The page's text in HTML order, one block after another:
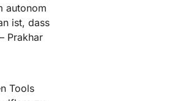
autonom
ist, dass
Prakhar
Tools